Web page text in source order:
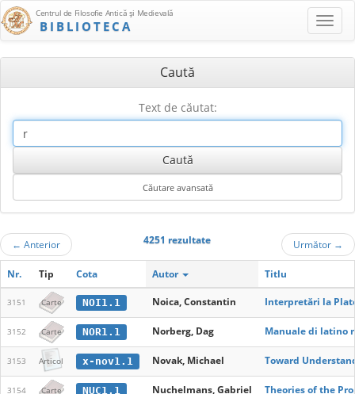
Centrul de Filosofie Antică şi Medievală
BIBLIOTECA
Caută
Text de căutat:
← Anterior 4251 rezultate Următor →
Nr. Tip Cota Autor Titlu
3151 Carte NOI1.1 Noica, Constantin Interpretări la
3152 Carte NOR1.1 Norberg, Dag Manuale di latino
3153 Articol x-nov1.1 Novak, Michael Toward
3154 Carte NUC1.1 Nuchelmans, Gabriel Theories of the